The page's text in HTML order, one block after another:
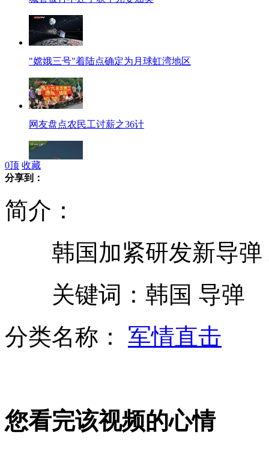
"嫦娥三号"着陆点确定为月球虹湾地区
网友盘点农民工讨薪之36计
承包方:广西隧道坍塌系地质原因
0顶 收藏
分享到：
简介：
韩国加紧研发新导弹
关键词：韩国 导弹
分类名称： 军情直击
您看完该视频的心情